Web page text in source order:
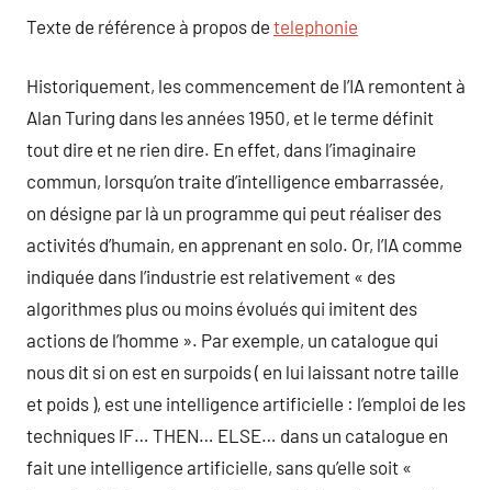
Texte de référence à propos de telephonie
Historiquement, les commencement de l’IA remontent à
Alan Turing dans les années 1950, et le terme définit
tout dire et ne rien dire. En effet, dans l’imaginaire
commun, lorsqu’on traite d’intelligence embarrassée,
on désigne par là un programme qui peut réaliser des
activités d’humain, en apprenant en solo. Or, l’IA comme
indiquée dans l’industrie est relativement « des
algorithmes plus ou moins évolués qui imitent des
actions de l’homme ». Par exemple, un catalogue qui
nous dit si on est en surpoids ( en lui laissant notre taille
et poids ), est une intelligence artificielle : l’emploi de les
techniques IF… THEN… ELSE… dans un catalogue en
fait une intelligence artificielle, sans qu’elle soit «